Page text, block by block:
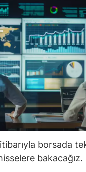
borsada
bakacağız.